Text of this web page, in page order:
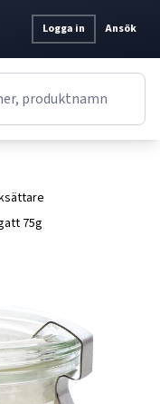
Logga in Ansök
75g